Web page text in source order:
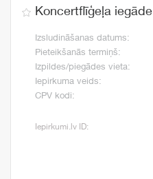
Koncertflīģeļa iegāde
Izsludināšanas datums:
Pieteikšanās termiņš:
Izpildes/piegādes vieta:
Iepirkuma veids:
CPV kodi:
Iepirkumi.lv ID: